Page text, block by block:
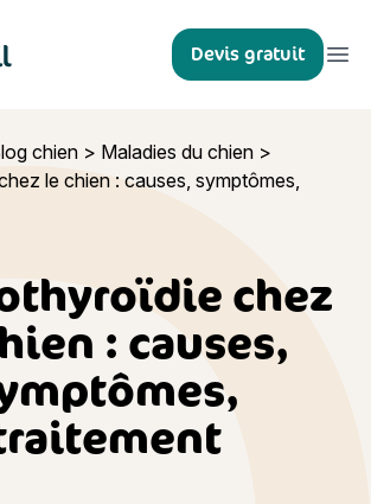
Devis gratuit
chien > Maladies du chien >
le chien : causes, symptômes,
chez
: causes,